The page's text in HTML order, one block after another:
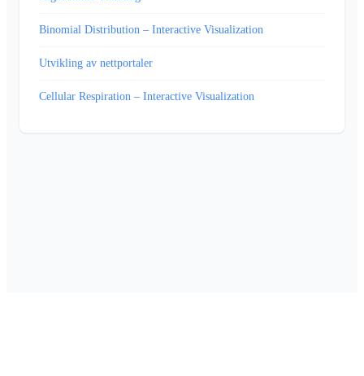
Binomial Distribution – Interactive Visualization
Utvikling av nettportaler
Cellular Respiration – Interactive Visualization